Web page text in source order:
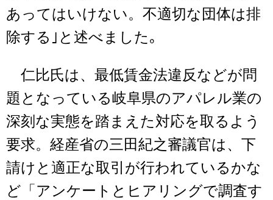
あってはいけない。不適切な団体は排
除する｣と述べました｡
仁比氏は、最低賃金法違反などが問
題となっている岐阜県のアパレル業の
深刻な実態を踏まえた対応を取るよう
要求。経産省の三田紀之審議官は、下
請けと適正な取引が行われているかな
ど「アンケートとヒアリングで調査す